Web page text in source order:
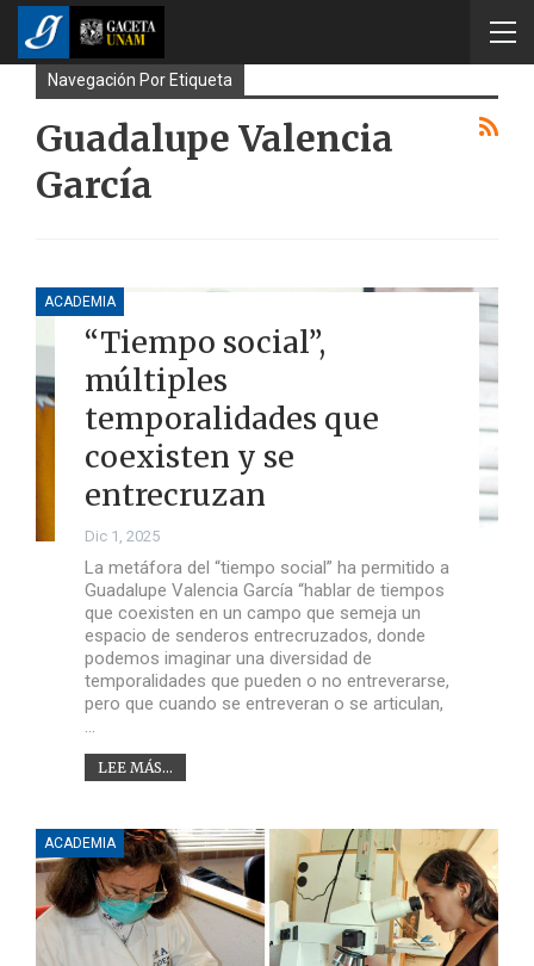
Navegación Por Etiqueta
Guadalupe Valencia
García
ACADEMIA
“Tiempo social”,
múltiples
temporalidades que
coexisten y se
entrecruzan
Dic 1, 2025
La metáfora del “tiempo social” ha permitido a
Guadalupe Valencia García “hablar de tiempos
que coexisten en un campo que semeja un
espacio de senderos entrecruzados, donde
podemos imaginar una diversidad de
temporalidades que pueden o no entreverarse,
pero que cuando se entreveran o se articulan,
…
LEE MÁS...
ACADEMIA